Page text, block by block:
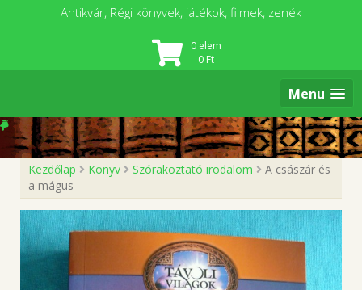
Antikvár, Régi könyvek, játékok, filmek, zenék
0 elem
0 Ft
Menu
Kezdőlap Könyv Szórakoztató irodalom
A császár és
a mágus